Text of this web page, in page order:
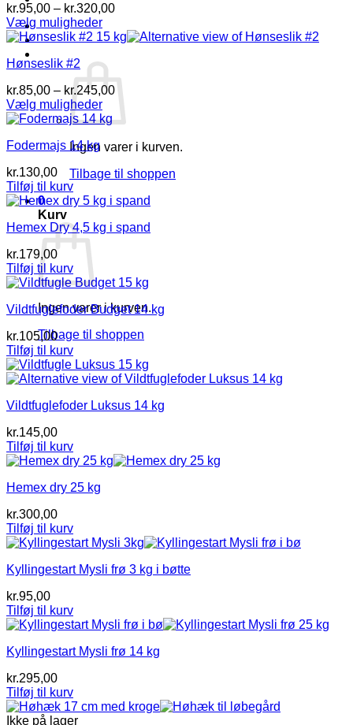
Log ind
Ingen varer i kurven.
Tilbage til shoppen
0
Kurv
Ingen varer i kurven.
Tilbage til shoppen
kr.95,00 – kr.320,00Prisinterval:
til
Vælg muligheder
Dette
vare
har
varianter.
Mulighederne
kan
på
varesiden
Hønseslik #2
kr.85,00 – kr.245,00Prisinterval:
kr.85,00
til
Vælg muligheder
Dette
har
varianter.
Mulighederne
kan
vælges
på
varesiden
Fodermajs 14 kg
kr.130,00
Tilføj til kurv
Hemex Dry 4,5 kg i spand
kr.179,00
Tilføj til kurv
Vildtfuglefoder Budget 14 kg
kr.105,00
Tilføj til kurv
Vildtfuglefoder Luksus 14 kg
kr.145,00
Tilføj til kurv
Hemex dry 25 kg
kr.300,00
Tilføj til kurv
Kyllingestart Mysli frø 3 kg i bøtte
kr.95,00
Tilføj til kurv
Kyllingestart Mysli frø 14 kg
kr.295,00
Tilføj til kurv
Ikke på lager